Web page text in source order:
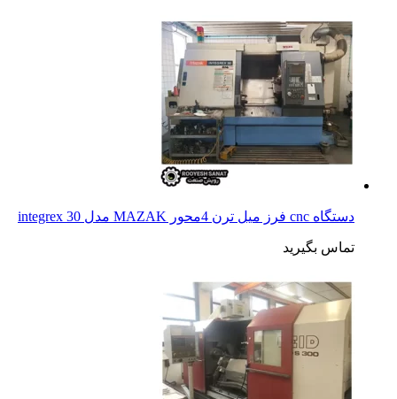
دستگاه cnc فرز میل ترن 4محور MAZAK مدل integrex 30
تماس بگیرید